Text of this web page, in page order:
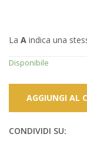
La A indica una
Disponibile
AGGIUNGI AL
CONDIVIDI SU: